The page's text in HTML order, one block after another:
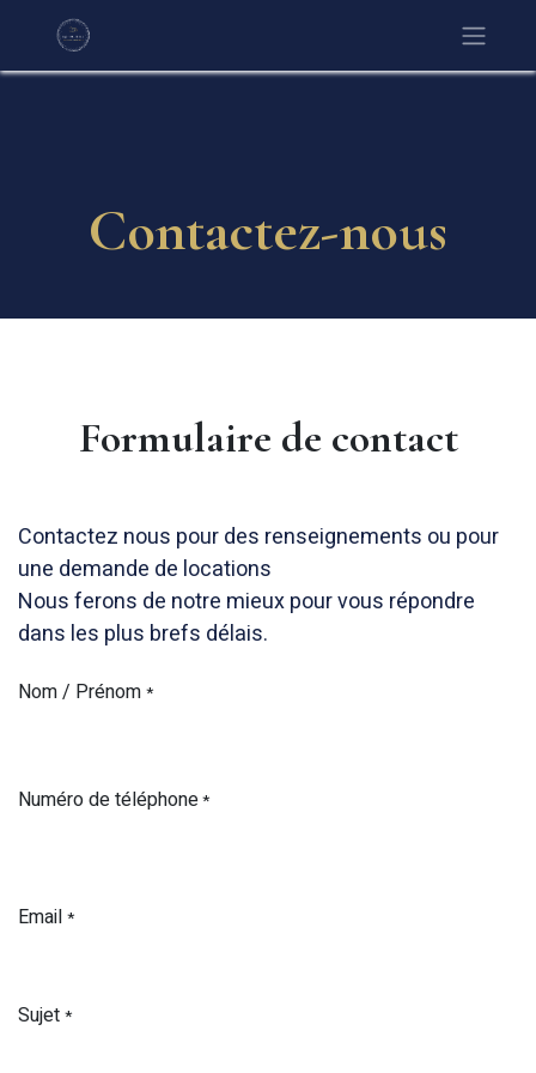
Contactez-nous
Formulaire de contact
Contactez nous pour des renseignements ou pour
une demande de locations
Nous ferons de notre mieux pour vous répondre
dans les plus brefs délais.
Nom / Prénom *
Numéro de téléphone*
Email *
Sujet *